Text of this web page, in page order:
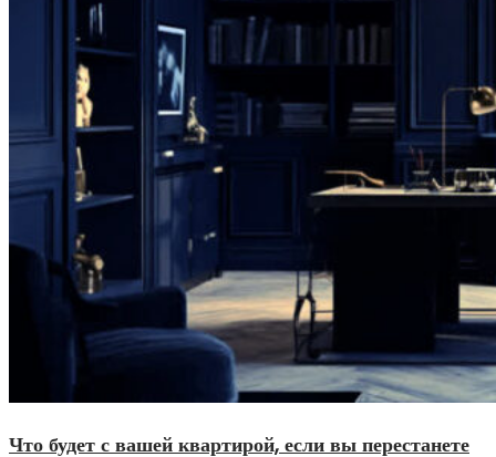
Что будет с вашей квартирой, если вы перестанете